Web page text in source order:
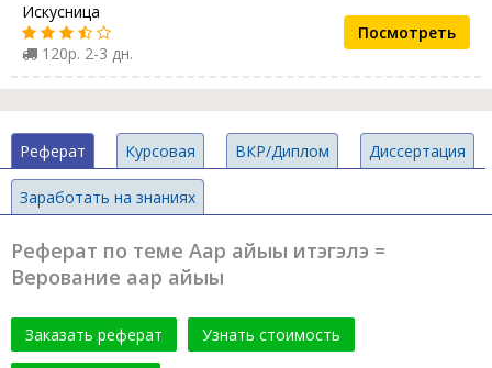
Искусница
120р. 2-3 дн.
Посмотреть
Реферат Курсовая ВКР/Диплом Диссертация
Заработать на знаниях
Реферат по теме Аар айыы итэгэлэ =
Верование аар айыы
Заказать реферат Узнать стоимость